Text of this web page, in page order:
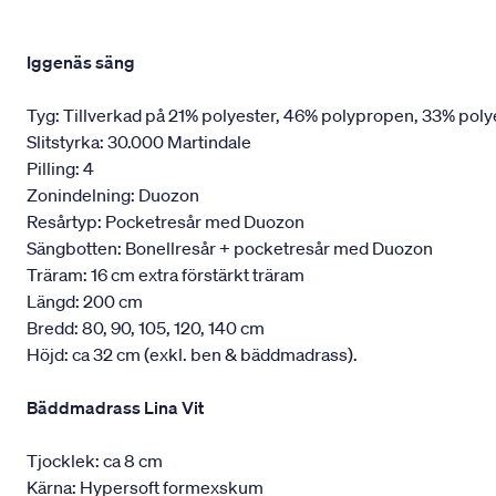
Iggenäs säng
Tyg: Tillverkad på 21% polyester, 46% polypropen, 33%
Slitstyrka: 30.000 Martindale
Pilling: 4
Zonindelning: Duozon
Resårtyp: Pocketresår med Duozon
Sängbotten: Bonellresår + pocketresår med Duozon
Träram: 16 cm extra förstärkt träram
Längd: 200 cm
Bredd: 80, 90, 105, 120, 140 cm
Höjd: ca 32 cm (exkl. ben & bäddmadrass).
Bäddmadrass Lina Vit
Tjocklek: ca 8 cm
Kärna: Hypersoft formexskum